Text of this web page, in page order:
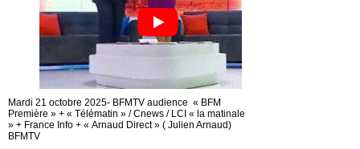
Mardi 21 octobre 2025- BFMTV audience « BFM
Première » + « Télématin » / Cnews / LCI « la matinale
» + France Info + « Arnaud Direct » ( Julien Arnaud)
BFMTV